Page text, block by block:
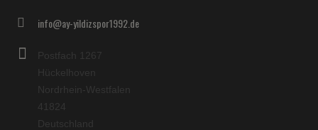
info@ay-yildizspor1992.de
Postfach 1267
Hückelhoven
Nordrhein-Westfalen
41824
Deutschland